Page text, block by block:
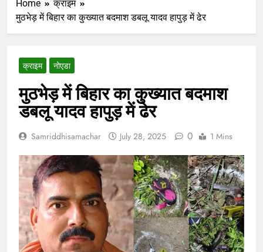
Home
क्राइम
मुठभेड़ में बिहार का कुख्यात बदमाश डबलू यादव हापुड़ में ढेर
क्राइम नोएडा
मुठभेड़ में बिहार का कुख्यात बदमाश
डबलू यादव हापुड़ में ढेर
Samriddhisamachar July 28, 2025 0 1 Mins